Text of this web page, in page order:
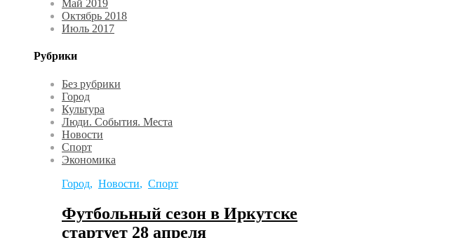
Май 2019
Октябрь 2018
Июль 2017
Рубрики
Без рубрики
Город
Культура
Люди. События. Места
Новости
Спорт
Экономика
Город, Новости, Спорт
Футбольный сезон в Иркутске
стартует 28 апреля